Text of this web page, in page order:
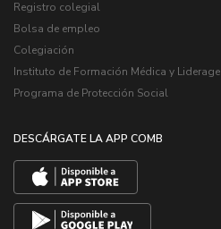
Registro colegial
Bolsa de empleo
Colegiación
Instituto de Formación Médica y Liderage
Programa de Protección Social
DESCÁRGATE LA APP COMB